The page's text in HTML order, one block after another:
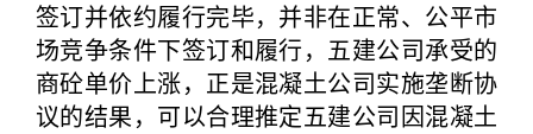
签订并依约履行完毕，并非在正常、公平市
场竞争条件下签订和履行，五建公司承受的
商砼单价上涨，正是混凝土公司实施垄断协
议的结果，可以合理推定五建公司因混凝土